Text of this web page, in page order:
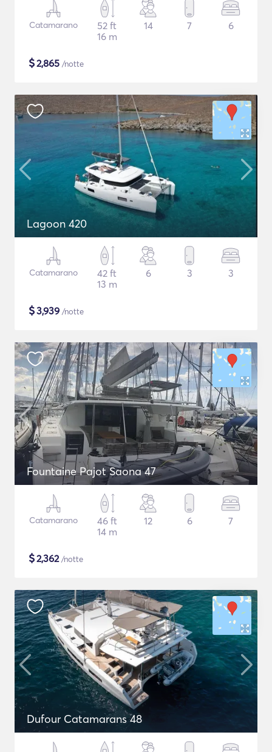
Catamarano
52 ft
16 m
14 7 6
$2,865 /notte
Lagoon 420
Catamarano
42 ft
13 m
6 3 3
$3,939 /notte
Fountaine Pajot Saona 47
Catamarano
46 ft
14 m
12 6 7
$2,362/notte
Dufour Catamarans 48